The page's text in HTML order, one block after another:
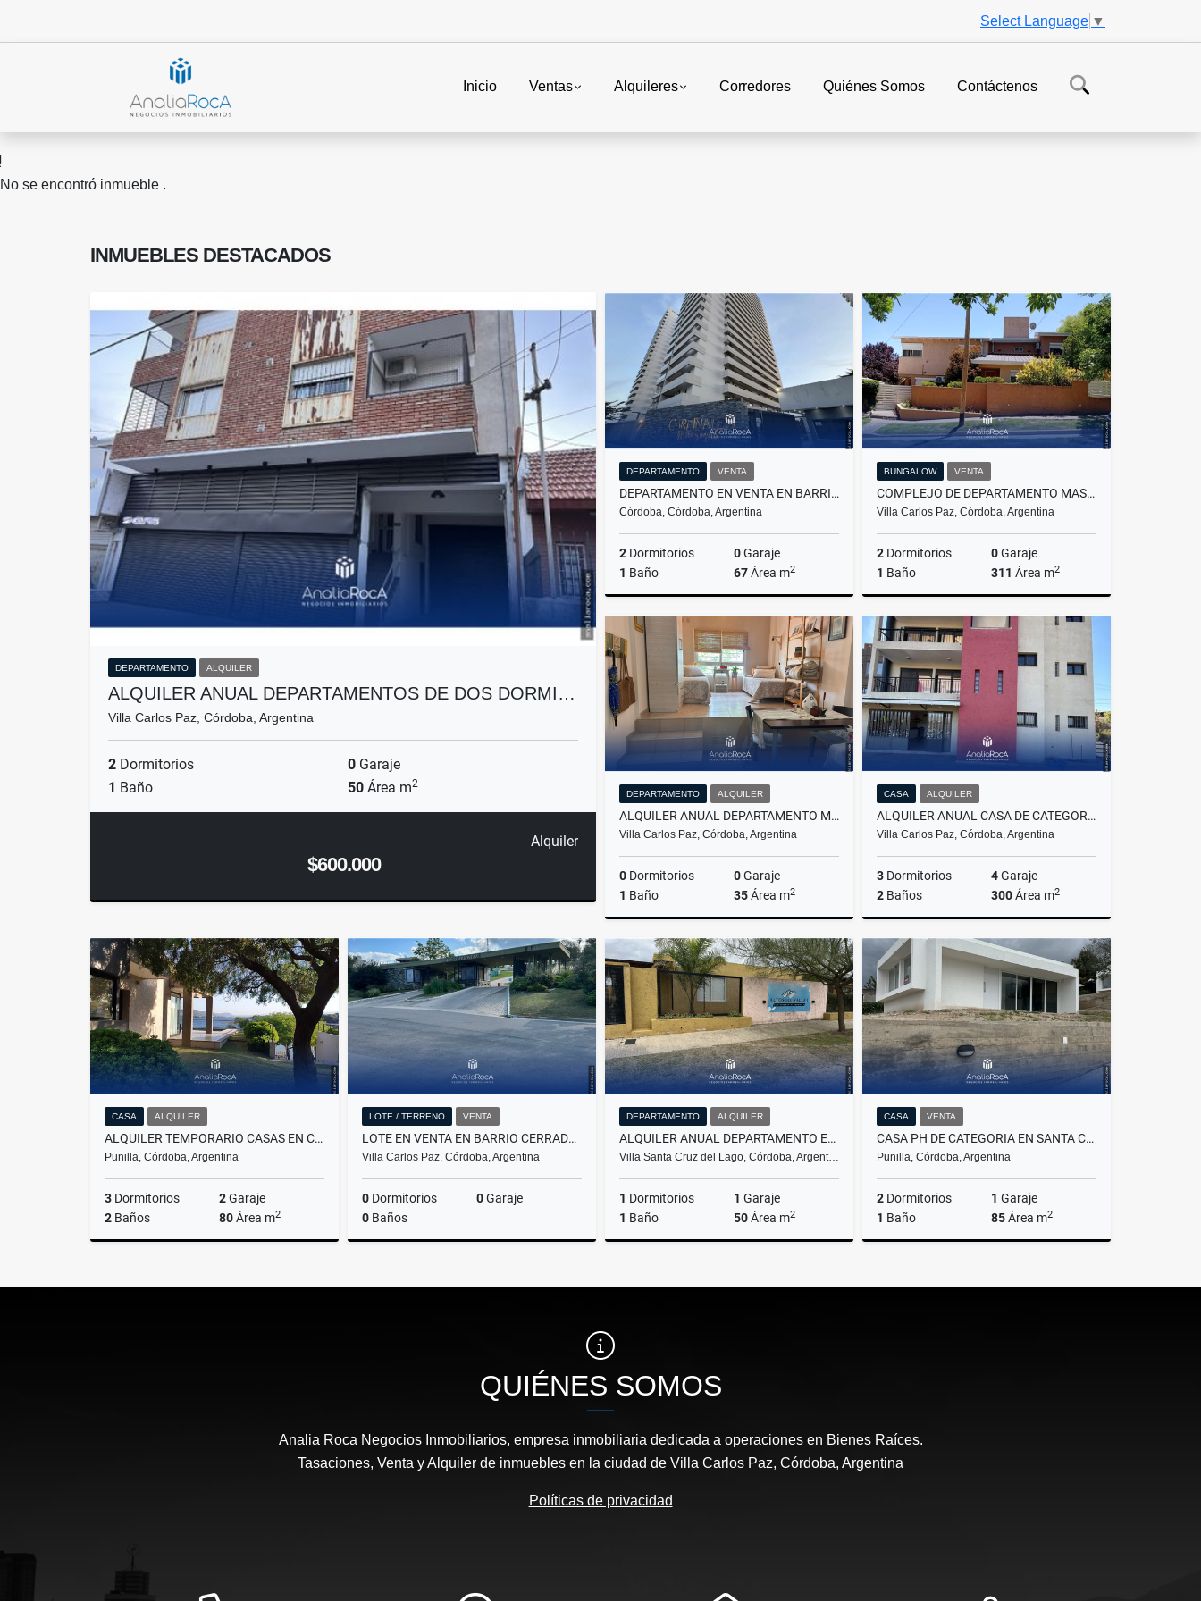
Select Language ▼
Inicio Ventas Alquileres Corredores Quiénes Somos Contáctenos
No se encontró inmueble .
INMUEBLES DESTACADOS
DEPARTAMENTO ALQUILER
ALQUILER ANUAL DEPARTAMENTOS DE DOS DORMI…
Villa Carlos Paz, Córdoba, Argentina
2 Dormitorios 0 Garaje
1 Baño 50 Área m2
Alquiler
$600.000
DEPARTAMENTO VENTA
DEPARTAMENTO EN VENTA EN BARRIO GENERAL PAZ, CÓRDOBA CAPITAL
Córdoba, Córdoba, Argentina
2 Dormitorios 0Garaje
1 Baño 67Área m2
Venta
US$165,000
BUNGALOW VENTA
COMPLEJO DE DEPARTAMENTO MAS CASA PRINCIPAL EN VENTA
Villa Carlos Paz, Córdoba, Argentina
2 Dormitorios 0Garaje
1 Baño 311 Área m2
Venta
DEPARTAMENTO ALQUILER
ALQUILER ANUAL DEPARTAMENTO MONOAMBIENTE A METROS DE LA TERMINAL
Villa Carlos Paz, Córdoba, Argentina
0 Dormitorios 0Garaje
1 Baño 35Área m2
Alquiler
$400.000
CASA ALQUILER
ALQUILER ANUAL CASA DE CATEGORIA CON VISTA VILLA CARLOS PAZ
Villa Carlos Paz, Córdoba, Argentina
3 Dormitorios 4Garaje
2 Baños 300Área m2
Alquiler
$1.950.000
CASA ALQUILER
ALQUILER TEMPORARIO CASAS EN COMPLEJO CON COSTA AL LAGO
Punilla, Córdoba, Argentina
3 Dormitorios 2Garaje
2 Baños 80Área m2
$400.000
LOTE / TERRENO VENTA
LOTE EN VENTA EN BARRIO CERRADO ALTOS DE CARLOS PAZ
Villa Carlos Paz, Córdoba, Argentina
0 Dormitorios 0Garaje
0 Baños
US$38,500
DEPARTAMENTO ALQUILER
ALQUILER ANUAL DEPARTAMENTO EN SANTA CRUZ DEL LAGO EN COMPLEJO
Villa Santa Cruz del Lago, Córdoba, Argent…
1 Dormitorios 1 Garaje
1 Baño 50Área m2
$450.000
CASA VENTA
CASA PH DE CATEGORIA EN SANTA CRUZ DEL LAGO
Punilla, Córdoba, Argentina
2 Dormitorios 1 Garaje
1 Baño 85Área m2
US$88,000
QUIÉNES SOMOS
Analia Roca Negocios Inmobiliarios, empresa inmobiliaria dedicada a operaciones en Bienes Raíces.
Tasaciones, Venta y Alquiler de inmuebles en la ciudad de Villa Carlos Paz, Córdoba, Argentina
Políticas de privacidad